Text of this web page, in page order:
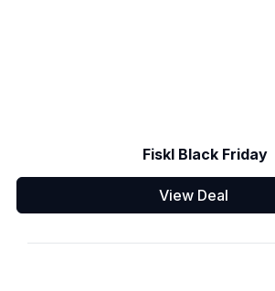
Fiskl Black Friday
View Deal